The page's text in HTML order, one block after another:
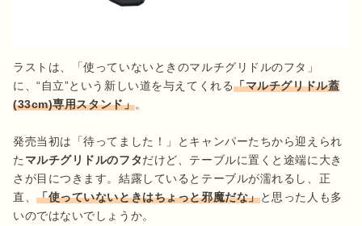
ラストは、「使っていないときのマルチグリドルのフタ」
に、“自立”という新しい道を与えてくれる「マルチグリドル蓋
(33cm)専用スタンド」。
発売当初は「待ってました！」とキャンパーたちから迎えられ
た マルチグリドルのフタだけど、テーブルに置くと途端に大き
さが目につきます。結露しているとテーブルが濡れるし、正
直、「使っていないときはちょっと邪魔だな」と思った人も多
いのではないでしょうか。